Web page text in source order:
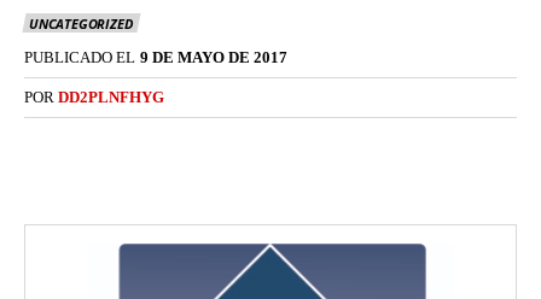
UNCATEGORIZED
PUBLICADO EL 9 DE MAYO DE 2017
POR DD2PLNFHYG